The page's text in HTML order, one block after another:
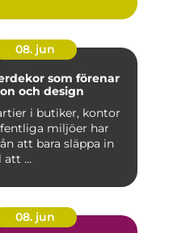
08. jun
som förenar
och design
i butiker, kontor
miljöer har
att bara släppa in
att ...
08. jun